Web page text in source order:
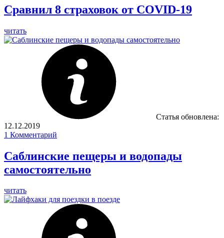
Сравнил 8 страховок от COVID-19
читать
Статья обновлена:
12.12.2019
1 Комментарий
Саблинские пещеры и водопады
самостоятельно
читать